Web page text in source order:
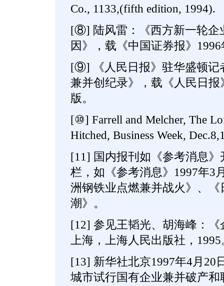
Co., 1133,(fifth edition, 1994).
[⑧] 陆风雷：《西方新一轮企
因》，载《中国证券报》
[⑨] 《人民日报》驻华盛顿记
兼并创纪录》，载《人民日报
版。
[⑩] Farrell and Melcher, The
Hitched, Business Week,
[11] 国内报刊如《参考消息》
栏，如《参考消息》1997年3
洲钢铁业点燃兼并战火》、
潮》。
[12] 参见王韬光、胡海峰：
上海，上海人民出版社，1995
[13] 新华社北京1997年4月20
城市试行国有企业兼并破产